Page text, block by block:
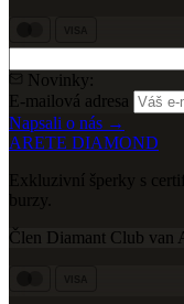
Novinky:
E-mailová adresa
Napsali o nás →
ARETE DIAMOND
Exkluzivní šperky s
burzy.
Člen Diamant Club van